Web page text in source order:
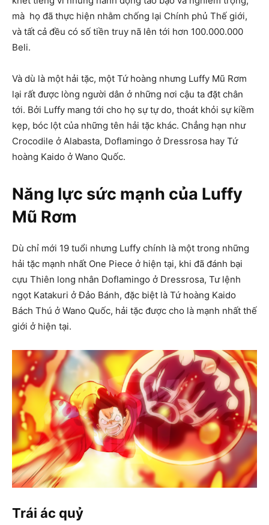
mà họ đã thực hiện nhằm chống lại Chính phủ Thế giới,
và tất cả đều có số tiền truy nã lên tới hơn 100.000.000
Beli.
Và dù là một hải tặc, một Tứ hoàng nhưng Luffy Mũ Rơm
lại rất được lòng người dân ở những nơi cậu ta đặt chân
tới. Bởi Luffy mang tới cho họ sự tự do, thoát khỏi sự kiềm
kẹp, bóc lột của những tên hải tặc khác. Chẳng hạn như
Crocodile ở Alabasta, Doflamingo ở Dressrosa hay Tứ
hoàng Kaido ở Wano Quốc.
Năng lực sức mạnh của Luffy
Mũ Rơm
Dù chỉ mới 19 tuổi nhưng Luffy chính là một trong những
hải tặc mạnh nhất One Piece ở hiện tại, khi đã đánh bại
cựu Thiên long nhân Doflamingo ở Dressrosa, Tư lệnh
ngọt Katakuri ở Đảo Bánh, đặc biệt là Tứ hoàng Kaido
Bách Thú ở Wano Quốc, hải tặc được cho là mạnh nhất thế
giới ở hiện tại.
Trái ác quỷ